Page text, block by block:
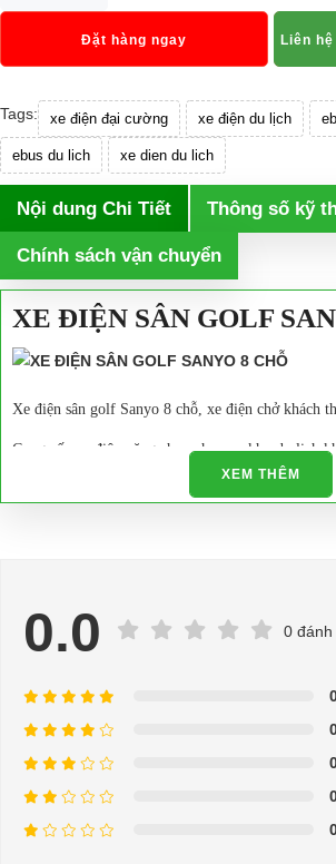
Đặt hàng ngay Liên
Tags: xe điện đại cường xe điện du lịch
ebus du lich xe dien du lich
Nội dung Chi Tiết Thông số kỹ
Chính sách vận chuyển
XE ĐIỆN SÂN GOLF
Xe điện sân golf Sanyo 8 chỗ, xe điện chở khách
Cung cấp xe điện,xăng chạy phục vụ khu du
Liên hệ ngay với chúng tôi để sở hữu những
Bạn nên chọn mua Xe điện sân golf chất
Địa chỉ bán xe điện sân golf
chất lượng cao
đơn vị sản xuất xe điện, tuy nhiên CÔNG TY
ĐẠI CƯỜNG với nhiều năm kinh nghiệm
XEM THÊM
0.0 0 đánh